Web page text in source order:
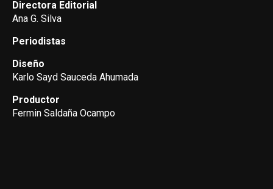
Directora Editorial
Ana G. Silva
Periodistas
Diseño
Karlo Sayd Sauceda Ahumada
Productor
Fermin Saldaña Ocampo